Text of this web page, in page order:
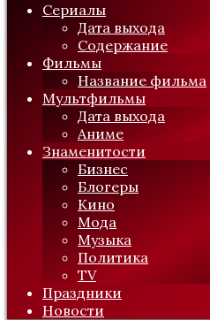
Сериалы
Дата выхода
Содержание
Фильмы
Название фильма
Мультфильмы
Дата выхода
Аниме
Знаменитости
Бизнес
Блогеры
Кино
Мода
Музыка
Политика
TV
Праздники
Новости